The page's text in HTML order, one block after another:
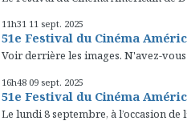
11h31 11 sept. 2025
51e Festival du Cinéma
Voir derrière les images. N'avez-vous
16h48 09 sept. 2025
51e Festival du Cinéma
Le lundi 8 septembre, à l’occasion de